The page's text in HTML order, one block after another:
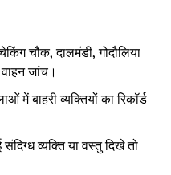
चौक, दालमंडी, गोदौलिया
जांच।
में बाहरी व्यक्तियों का रिकॉर्ड
व्यक्ति या वस्तु दिखे तो